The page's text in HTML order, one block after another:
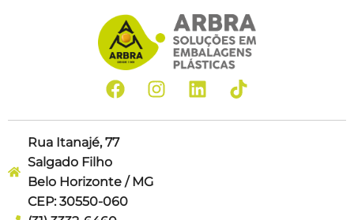
Rua Itanajé, 77
Salgado Filho
Belo Horizonte / MG
CEP: 30550-060